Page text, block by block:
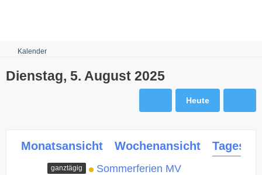
Kalender
Dienstag, 5. August 2025
Heute
Monatsansicht Wochenansicht
ganztägig Sommerferien MV